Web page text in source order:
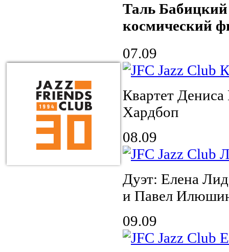
Таль
космический
07.09
Квартет
Хардбоп
08.09
Дуэт: Елена
и Павел
09.09